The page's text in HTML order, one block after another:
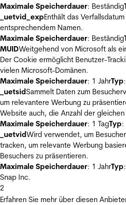
Maximale Speicherdauer: Beständig
_uetvid_expEnthält das
entsprechendem Namen.
Maximale Speicherdauer: Beständig
MUIDWeitgehend von Microsoft als
Der Cookie ermöglicht Benutzer-
vielen Microsoft-Domänen.
Maximale Speicherdauer: 1 JahrTyp
_uetsidSammelt Daten zum
um relevantere Werbung zu
Website auch, die Anzahl der
Maximale Speicherdauer: 1 TagTyp:
_uetvidWird verwendet, um
tracken, um relevante Werbung
Besuchers zu präsentieren.
Maximale Speicherdauer: 1 JahrTyp
Snap Inc.
2
Erfahren Sie mehr über diesen